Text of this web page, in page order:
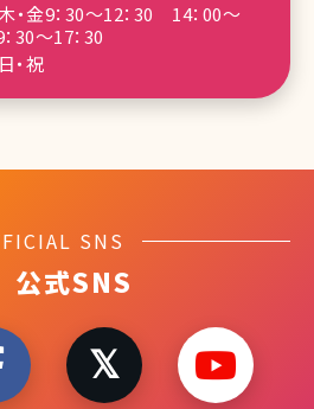
・金9：30～12：30 14：00～
30～17：30
・祝
SNS
公式SNS